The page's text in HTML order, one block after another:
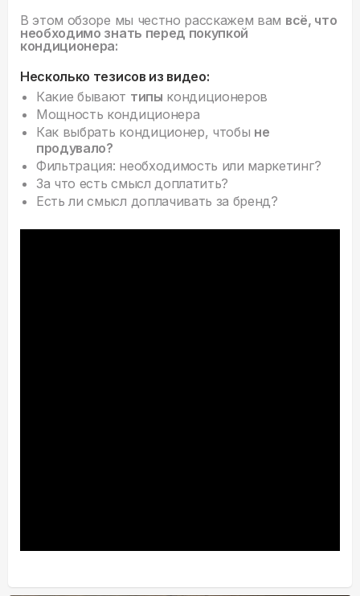
В этом обзоре мы честно расскажем вам всё, что
необходимо знать перед покупкой
кондиционера:
Несколько тезисов из видео:
Какие бывают типы кондиционеров
Мощность кондиционера
Как выбрать кондиционер, чтобы не
продувало?
Фильтрация: необходимость или маркетинг?
За что есть смысл доплатить?
Есть ли смысл доплачивать за бренд?